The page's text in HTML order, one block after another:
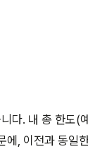
다. 내 총 한도(
에, 이전과 동일